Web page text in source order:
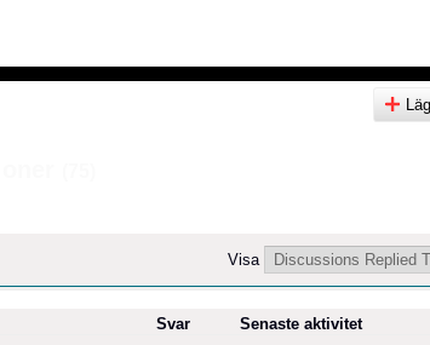
Visa
Svar Senaste aktivitet